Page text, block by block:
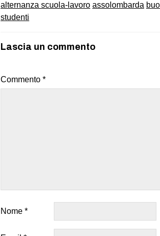
alternanza scuola-lavoro assolombarda
studenti
Lascia un commento
Commento *
Nome *